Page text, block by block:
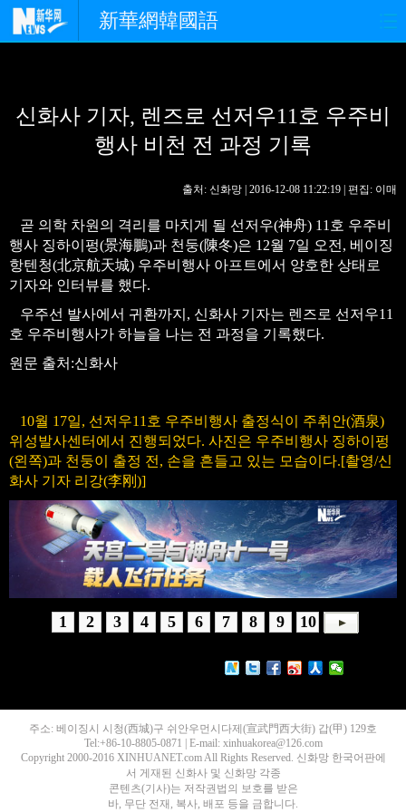
新華網韓國語
경제 사회 포토
핫 TV
생생 중국어
신화사 기자, 렌즈로 선저우11호 우주비
행사 비천 전 과정 기록
출처: 신화망 | 2016-12-08 11:22:19 | 편집: 이매
곧 의학 차원의 격리를 마치게 될 선저우(神舟) 11호 우주비
행사 징하이펑(景海鵬)과 천둥(陳冬)은 12월 7일 오전, 베이징
항텐청(北京航天城) 우주비행사 아프트에서 양호한 상태로
기자와 인터뷰를 했다.
우주선 발사에서 귀환까지, 신화사 기자는 렌즈로 선저우11
호 우주비행사가 하늘을 나는 전 과정을 기록했다.
원문 출처:신화사
10월 17일, 선저우11호 우주비행사 출정식이 주취안(酒泉)
위성발사센터에서 진행되었다. 사진은 우주비행사 징하이펑
(왼쪽)과 천둥이 출정 전, 손을 흔들고 있는 모습이다.[촬영/신
화사 기자 리강(李刚)]
1 2 3 4 5 6 7 8 9 10
주소: 베이징시 시청(西城)구 쉬안우먼시다제(宣武門西大街) 갑(甲) 129호
Tel:+86-10-8805-0871 | E-mail: xinhuakorea@126.com
Copyright 2000-2016 XINHUANET.com All Rights Reserved. 신화망 한국어판에
서 게재된 신화사 및 신화망 각종
콘텐츠(기사)는 저작권법의 보호를 받은
바, 무단 전재, 복사, 배포 등을 금합니다.